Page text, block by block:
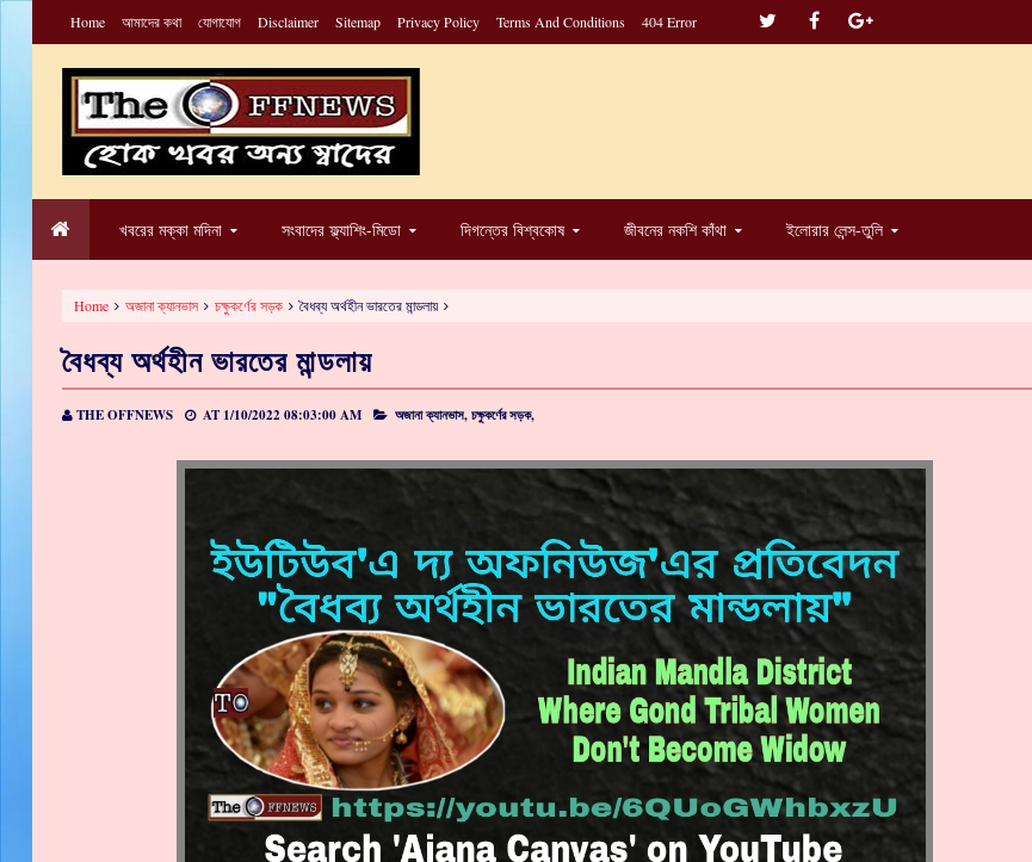
Home আমাদের কথা যোগাযোগ Disclaimer Sitemap Privacy Policy Terms And Conditions 404 Error
খবরের মক্কা মদিনা সংবাদের ফ্ল্যাশিং-মিডো দিগন্তের বিশ্বকোষ জীবনের নকশি কাঁথা ইলোরার লেন্স-তুলি
Home অজানা ক্যানভাস চক্ষুকর্ণের সড়ক বৈধব্য অর্থহীন ভারতের মান্ডলায়
বৈধব্য অর্থহীন ভারতের মান্ডলায়
THE OFFNEWS AT 1/10/2022 08:03:00 AM অজানা ক্যানভাস,চক্ষুকর্ণের সড়ক,